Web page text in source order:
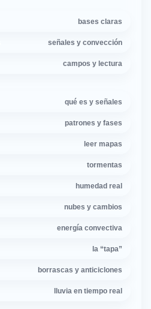
bases claras
señales y convección
campos y lectura
qué es y señales
patrones y fases
leer mapas
tormentas
humedad real
nubes y cambios
energía convectiva
la “tapa”
borrascas y anticiclones
lluvia en tiempo real